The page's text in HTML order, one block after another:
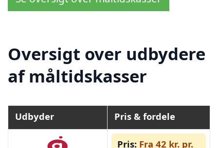
Oversigt over udbydere
af måltidskasser
Udbyder Pris & fordele
Pris: Fra 42 kr. pr.